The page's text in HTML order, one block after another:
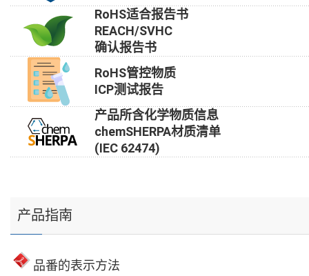
RoHS适合报告书
REACH/SVHC
确认报告书
RoHS管控物质
ICP测试报告
产品所含化学物质信息
chemSHERPA材质清单
(IEC 62474)
产品指南
品番的表示方法